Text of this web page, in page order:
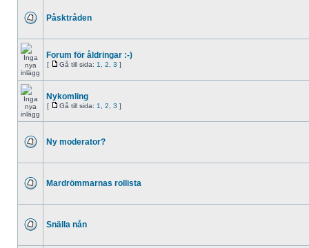
Påsktråden
Forum för åldringar :-)
[ Gå till sida: 1 2 3 ]
Nykomling
[ Gå till sida: 1 2 3 ]
Ny moderator?
Mardrömmarnas rollista
Snälla nån